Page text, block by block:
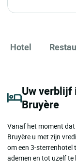
Hotel
Uw verblijf
Bruyère
Vanaf het moment
Bruyère u met zijn
om een ​​3-sterrenhotel
ademen en tot uzelf te